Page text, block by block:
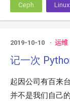
Ceph Linux
2019-10-10 运维
记一次
起因公司有百来
并不是我们自己